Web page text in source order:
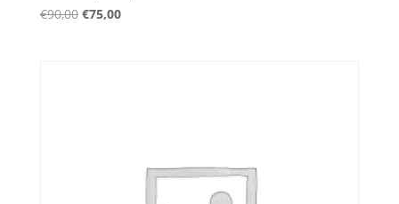
€90,00 El
€75,00El